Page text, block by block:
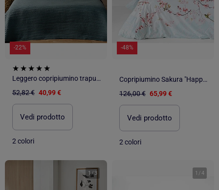
-22%
Leggero copripiumino trapuntato
52,82 € 40,99 €
Vedi prodotto
2 colori
-48%
Copripiumino Sakura "Happyfriday
126,00 € 65,99 €
Vedi prodotto
2 colori
1/3 1 /4